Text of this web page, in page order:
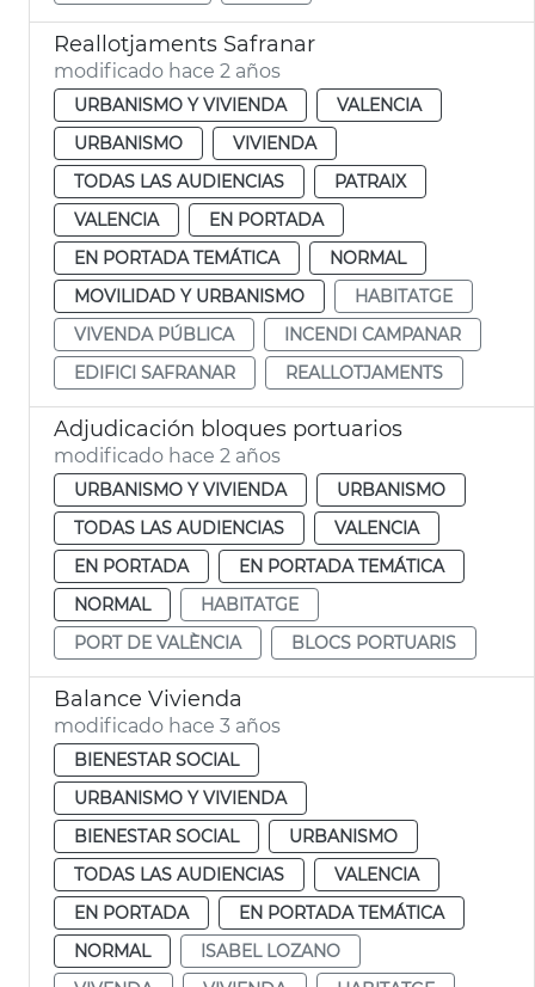
Reallotjaments Safranar
modificado hace 2 años
URBANISMO Y VIVIENDA
VALENCIA
URBANISMO
VIVIENDA
TODAS LAS AUDIENCIAS
PATRAIX
VALENCIA
EN PORTADA
EN PORTADA TEMÁTICA
NORMAL
MOVILIDAD Y URBANISMO
HABITATGE
VIVENDA PÚBLICA
INCENDI CAMPANAR
EDIFICI SAFRANAR
REALLOTJAMENTS
Adjudicación bloques portuarios
modificado hace 2 años
URBANISMO Y VIVIENDA
URBANISMO
TODAS LAS AUDIENCIAS
VALENCIA
EN PORTADA
EN PORTADA TEMÁTICA
NORMAL
HABITATGE
PORT DE VALÈNCIA
BLOCS PORTUARIS
Balance Vivienda
modificado hace 3 años
BIENESTAR SOCIAL
URBANISMO Y VIVIENDA
BIENESTAR SOCIAL
URBANISMO
TODAS LAS AUDIENCIAS
VALENCIA
EN PORTADA
EN PORTADA TEMÁTICA
NORMAL
ISABEL LOZANO